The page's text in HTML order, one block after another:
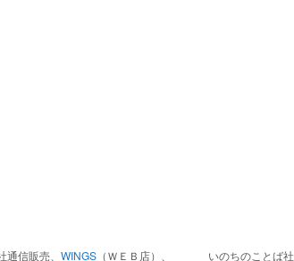
信販売、 WINGS （ＷＥＢ店）、 いのちのことば社